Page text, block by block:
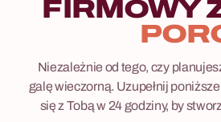
FIRMOWY
Niezależnie od tego, czy
galę wieczorną. Uzupełnij
się z Tobą w 24 godziny, by